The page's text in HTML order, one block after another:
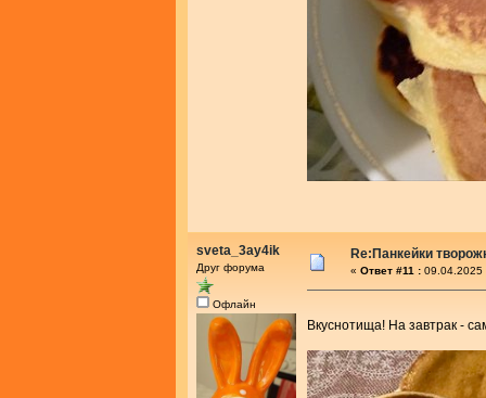
sveta_3ay4ik
Друг форума
Офлайн
Re:Панкейки
« Ответ #11 : 09.04.2025
Вкуснотища! На завтрак -